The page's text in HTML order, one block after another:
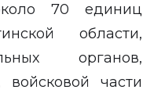
70 единиц
области,
органов,
части